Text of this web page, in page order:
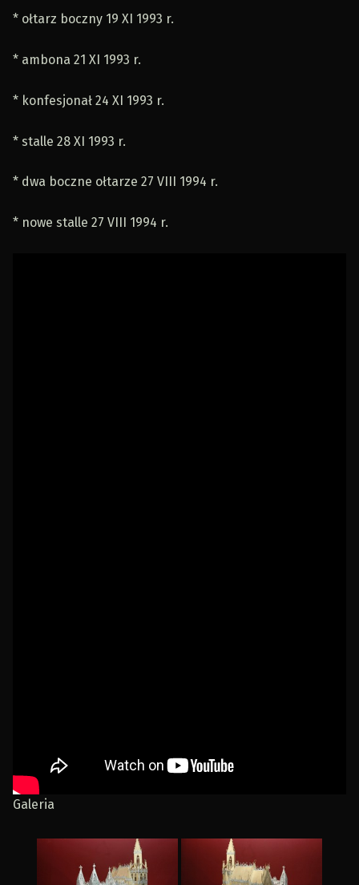
* ołtarz boczny 19 XI 1993 r.
* ambona 21 XI 1993 r.
* konfesjonał 24 XI 1993 r.
* stalle 28 XI 1993 r.
* dwa boczne ołtarze 27 VIII 1994 r.
* nowe stalle 27 VIII 1994 r.
Galeria